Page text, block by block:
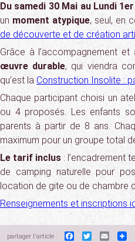
Du samedi 30 Mai au Lundi
un moment atypique, seul, en
de découverte et de création
Grâce à l’accompagnement
œuvre durable, qui viendra
qu’est la Construction Insolite :
Chaque participant choisi un
ou 4 proposés. Les enfants
parents à partir de 8 ans.
maximum pour un groupe total
Le tarif inclus : l’encadrement
de camping naturelle pour
location de gite ou de chambre
Renseignements et inscriptions
partager l'article : Facebook
TwitterEmail